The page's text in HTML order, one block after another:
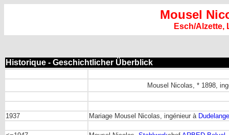
Mousel
Esch/Alzette,
Historique - Geschichtlicher Überblick
Mousel Nicolas, * 1898,
1937 Mariage Mousel Nicolas, ingénieur à Dudelange